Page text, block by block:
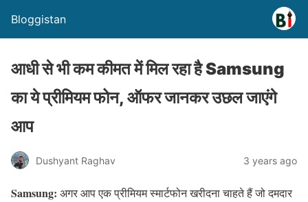
Bloggistan
आधी से भी कम कीमत में मिल रहा है Samsung
का ये प्रीमियम फोन, ऑफर जानकर उछल जाएंगे
आप
Dushyant Raghav 3 years ago
Samsung: अगर आप एक प्रीमियम स्मार्टफोन खरीदना चाहते हैं जो दमदार